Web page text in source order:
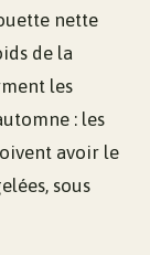
nette
de la
les
: les
avoir le
sous